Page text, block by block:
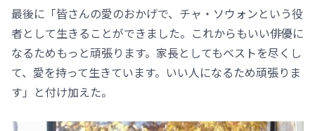
最後に「皆さんの愛のおかげで、チャ・ソウォンという役
者として生きることができました。これからもいい俳優に
なるためもっと頑張ります。家長としてもベストを尽くし
て、愛を持って生きています。いい人になるため頑張りま
す」と付け加えた。